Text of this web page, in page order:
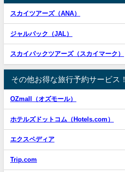
スカイツアーズ（ANA）
ジャルパック（JAL）
スカイパックツアーズ（スカイマーク）
その他お得な旅行予約サービス！
OZmall（オズモール）
ホテルズドットコム（Hotels.com）
エクスペディア
Trip.com